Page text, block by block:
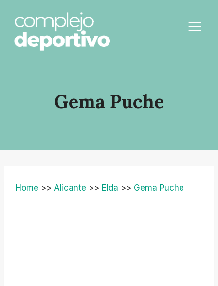
contenido
Gema Puche
Home >> Alicante >> Elda >> Gema Puche